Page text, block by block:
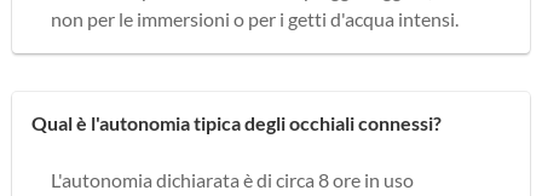
non per le immersioni o per i getti d'acqua intensi.
Qual è l'autonomia tipica degli occhiali connessi?
L'autonomia dichiarata è di circa 8 ore in uso